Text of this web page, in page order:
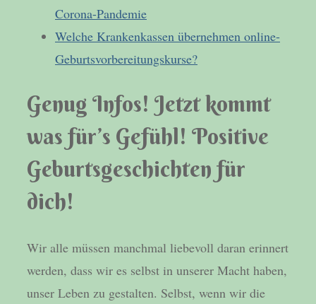
Corona-Pandemie
Welche Krankenkassen übernehmen online-
Geburtsvorbereitungskurse?
Genug Infos! Jetzt kommt
was für’s Gefühl! Positive
Geburtsgeschichten für
dich!
Wir alle müssen manchmal liebevoll daran erinnert
werden, dass wir es selbst in unserer Macht haben,
unser Leben zu gestalten. Selbst, wenn wir die